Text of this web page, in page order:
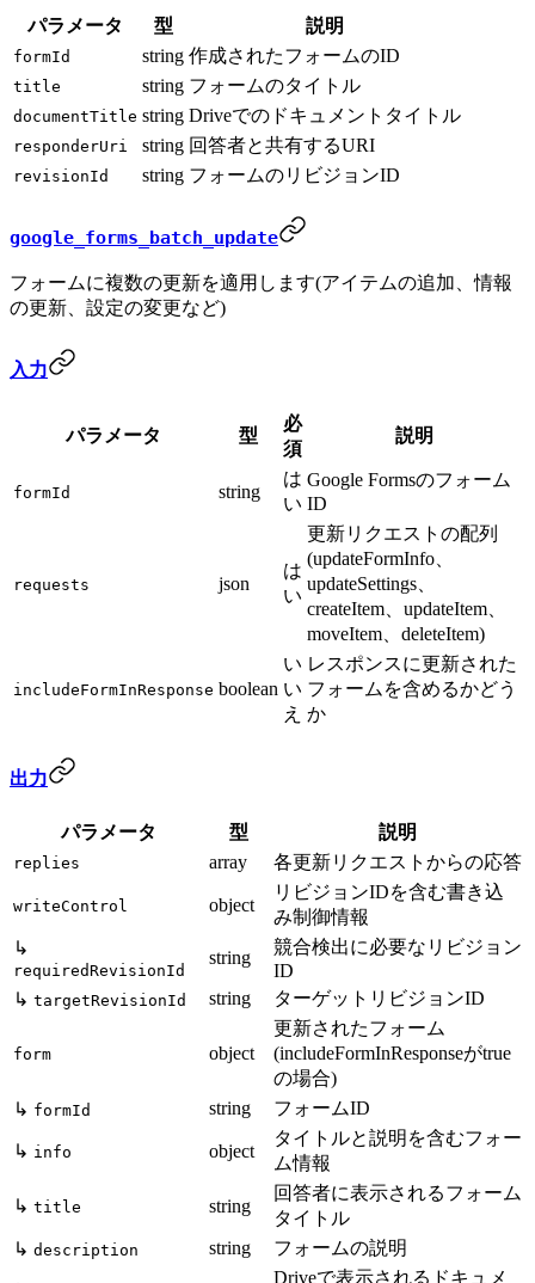
パラメータ 型 説明
formId string 作成されたフォームのID
title string フォームのタイトル
documentTitle string Driveでのドキュメントタイトル
responderUri string 回答者と共有するURI
revisionId string フォームのリビジョンID
google_forms_batch_update
フォームに複数の更新を適用します(アイテムの追加、情報
の更新、設定の変更など)
入力
パラメータ 型
必
須
説明
formId string
は
い
Google Formsのフォーム
ID
requests json
は
い
更新リクエストの配列
(updateFormInfo、
updateSettings、
createItem、updateItem、
moveItem、deleteItem)
includeFormInResponse boolean
い
い
え
レスポンスに更新された
フォームを含めるかどう
か
出力
パラメータ 型 説明
replies array 各更新リクエストからの応答
writeControl object
リビジョンIDを含む書き込
み制御情報
↳
requiredRevisionId
string
競合検出に必要なリビジョン
ID
↳ targetRevisionId string ターゲットリビジョンID
form object
更新されたフォーム
(includeFormInResponseがtrue
の場合)
↳ formId string フォームID
↳ info object
タイトルと説明を含むフォー
ム情報
↳ title string
回答者に表示されるフォーム
タイトル
↳ description string フォームの説明
Driveで表示されるドキュメ